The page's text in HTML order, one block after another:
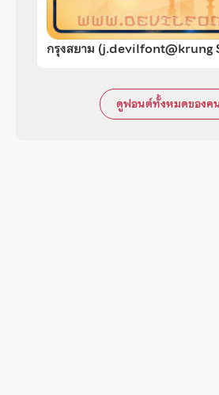
กรุงสยาม (j.devilfont@krung
ดูฟอนต์ทั้งหมดของค